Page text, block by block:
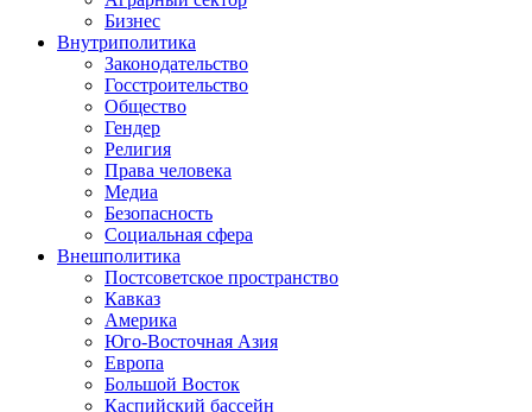
Бизнес
Внутриполитика
Законодательство
Госстроительство
Общество
Гендер
Религия
Права человека
Медиа
Безопасность
Социальная сфера
Внешполитика
Постсоветское пространство
Кавказ
Америка
Юго-Восточная Азия
Европа
Большой Восток
Каспийский бассейн